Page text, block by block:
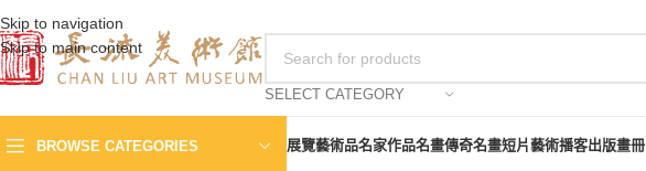
Skip to navigation
Skip to main content
SELECT CATEGORY
BROWSE CATEGORIES 展覽藝術品名家作品名畫傳奇名畫短片藝術播客出版畫冊